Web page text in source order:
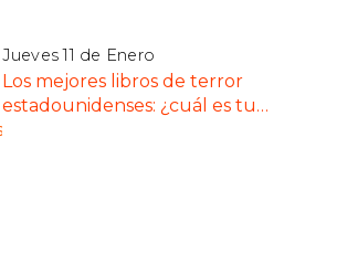
Jueves 11 de Enero
Los mejores libros de terror
estadounidenses: ¿cuál es tu
próximo miedo?